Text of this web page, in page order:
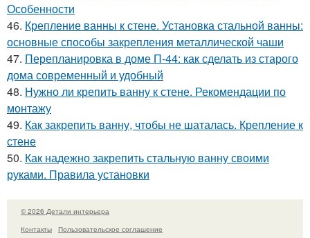
Особенности
46. Крепление ванны к стене. Установка стальной ванны:
основные способы закрепления металлической чаши
47. Перепланировка в доме П-44: как сделать из старого
дома современный и удобный
48. Нужно ли крепить ванну к стене. Рекомендации по
монтажу
49. Как закрепить ванну, чтобы не шаталась. Крепление к
стене
50. Как надежно закрепить стальную ванну своими
руками. Правила установки
© 2026 Детали интерьера
Контакты
Пользовательское соглашение